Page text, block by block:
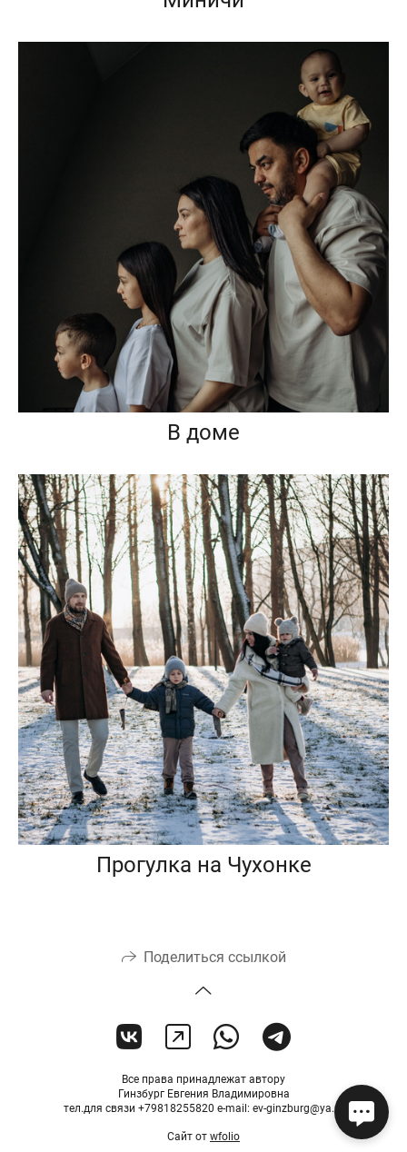
В доме
Прогулка на Чухонке
Поделиться ссылкой
Все права принадлежат автору
Гинзбург Евгения Владимировна
тел.для связи +79818255820 e-mail: ev-ginzburg@ya.ru
Сайт от wfolio